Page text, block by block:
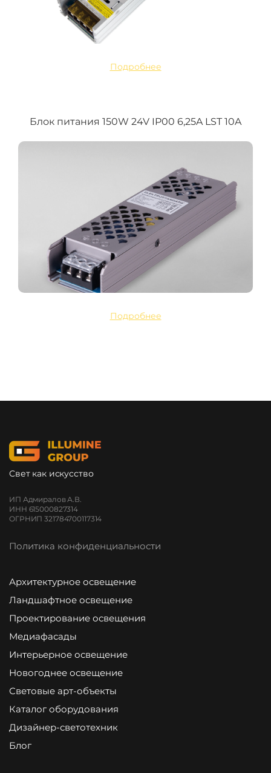
Подробнее
Блок питания 150W 24V IP00 6,25A LST 10A
Подробнее
Свет как искусство
ИП Адмиралов А.В.
ИНН 615000827314
ОГРНИП 321784700117314
Политика конфиденциальности
Архитектурное освещение
Ландшафтное освещение
Проектирование освещения
Медиафасады
Интерьерное освещение
Новогоднее освещение
Световые арт-объекты
Каталог оборудования
Дизайнер-светотехник
Блог